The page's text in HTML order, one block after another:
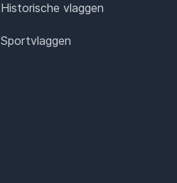
Historische vlaggen
Sportvlaggen